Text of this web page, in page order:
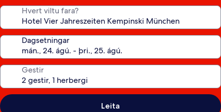
Hvert viltu fara?
Dagsetningar
Gestir
Leita